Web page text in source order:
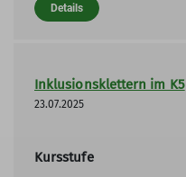
Details
Inklusionsklettern im K5
23.07.2025
Kursstufe